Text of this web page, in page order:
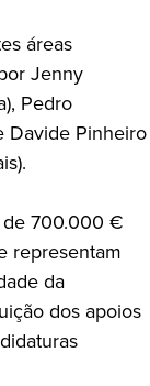
áreas
Jenny
Pedro
Davide Pinheiro
de 700.000 €
representam
da
dos apoios